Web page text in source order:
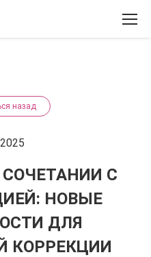
назад
СОЧЕТАНИИ С
НОВЫЕ
ДЛЯ
КОРРЕКЦИИ